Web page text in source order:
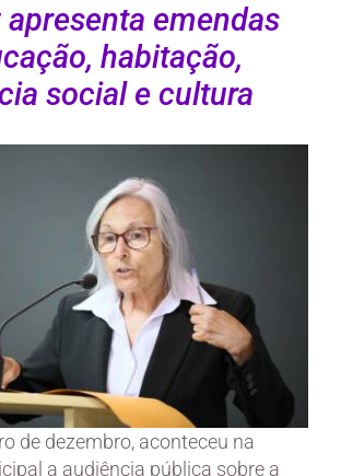
apresenta emendas
habitação,
social e cultura
de dezembro, aconteceu na
a audiência pública sobre a